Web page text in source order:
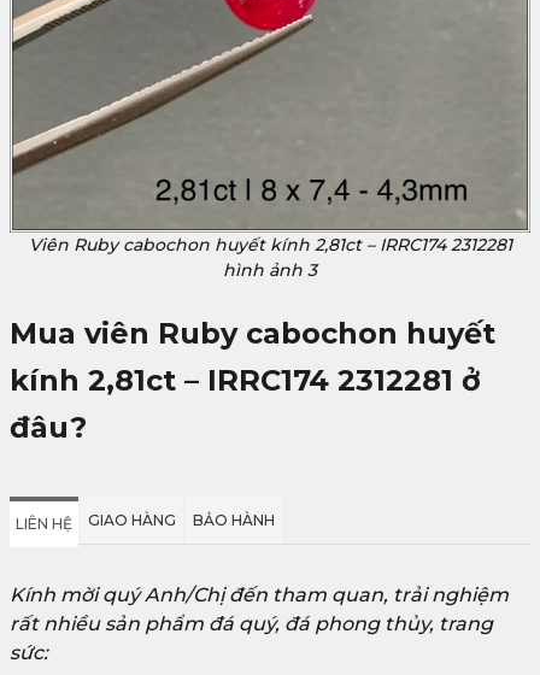
Viên Ruby cabochon huyết kính 2,81ct – IRRC174 2312281
hình ảnh 3
Mua viên Ruby cabochon huyết
kính 2,81ct – IRRC174 2312281 ở
đâu?
LIÊN HỆ GIAO HÀNG BẢO HÀNH
Kính mời quý Anh/Chị đến tham quan, trải nghiệm
rất nhiều sản phẩm đá quý, đá phong thủy, trang
sức: